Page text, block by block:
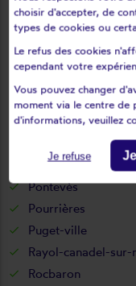
Les salles-sur-
Mazaugues
Moissac-bellevue
Montmeyan
Néoules
Pignans
Pontevès
Pourrières
Puget-ville
Rayol-canadel-sur-
Rocbaron
choisir d'accepter, de
types de cookies ou
Le refus des cookies
cependant votre
Vous pouvez changer
moment via le centre de
d'informations, veuillez
Je refuse